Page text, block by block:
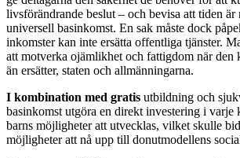
livsförändrande beslut – och bevisa att tiden är
universell basinkomst. En sak måste dock
inkomster kan inte ersätta offentliga tjänster.
att motverka ojämlikhet och fattigdom när den
än ersätter, staten och allmänningarna.
I kombination med gratis utbildning och
basinkomst utgöra en direkt investering i varje
barns möjligheter att utvecklas, vilket skulle
möjligheter att nå upp till donutmodellens